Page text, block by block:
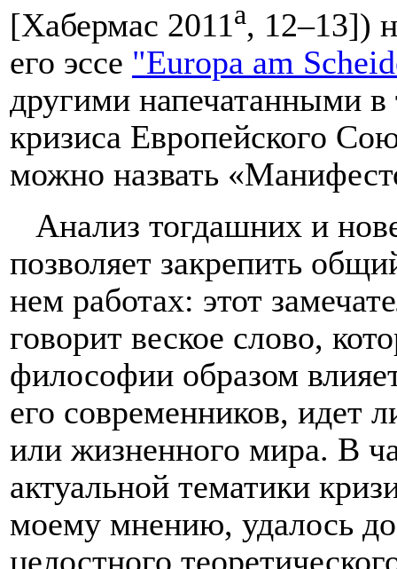
[Хабермас 2011а, 12–13])
его эссе "Europa am
другими напечатанными
кризиса Европейского
можно назвать
Анализ тогдашних и
позволяет закрепить
нем работах: этот
говорит веское слово,
философии образом
его современников, идет
или жизненного мира. В
актуальной тематики
моему мнению, удалось
целостного